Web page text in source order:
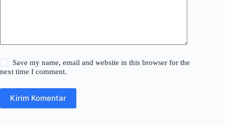
Save my name, email and website in this browser for the
next time I comment.
Kirim Komentar